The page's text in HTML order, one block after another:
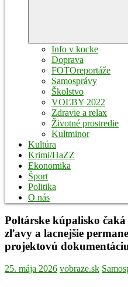
Info v kocke
Doprava
FOTOreportáže
Samosprávy
Školstvo
VOĽBY 2022
Zdravie a relax
Životné prostredie
Kultminor
Kultúra
Krimi/HaZZ
Ekonomika
Šport
Politika
O nás
Poltárske kúpalisko
zľavy a lacnejšie
projektovú
25. mája 2026 vobraze.sk